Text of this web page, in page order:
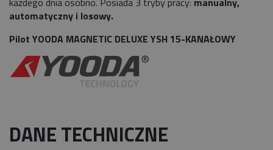
automatyczny i losowy.
Pilot YOODA MAGNETIC DELUXE YSH 15-KANAŁOWY
DANE TECHNICZNE